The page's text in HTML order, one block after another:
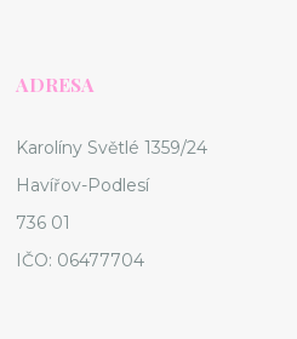
ADRESA
Karolíny Světlé 1359/24
Havířov-Podlesí
736 01
IČO: 06477704